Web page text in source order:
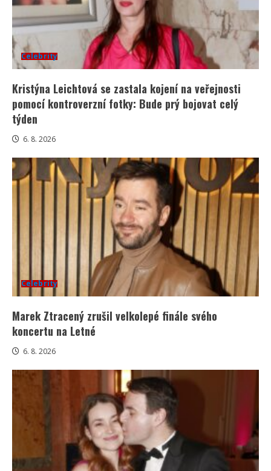
Celebrity
Kristýna Leichtová se zastala kojení na veřejnosti
pomocí kontroverzní fotky: Bude prý bojovat celý
týden
6. 8. 2026
Celebrity
Marek Ztracený zrušil velkolepé finále svého
koncertu na Letné
6. 8. 2026